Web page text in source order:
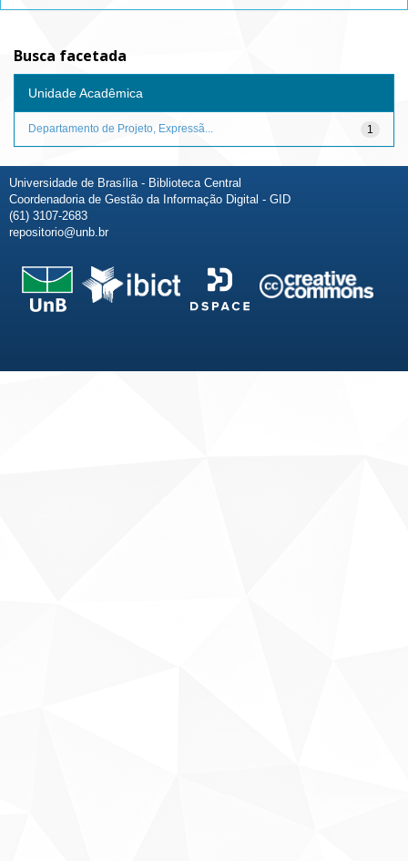
Busca facetada
Unidade Acadêmica
1
Departamento de Projeto, Expressã...
Universidade de Brasília - Biblioteca Central
Coordenadoria de Gestão da Informação Digital - GID
(61) 3107-2683
repositorio@unb.br